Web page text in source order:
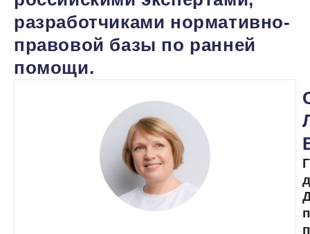
разработчиками нормативно-
правовой базы по ранней
помощи.